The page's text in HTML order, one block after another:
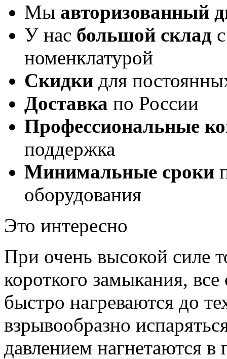
Мы авторизованный
У нас большой склад
номенклатурой
Скидки для
Доставка по России
Профессиональные
поддержка
Минимальные сроки
оборудования
Это интересно
При очень высокой силе
короткого замыкания,
быстро нагреваются до
взрывообразно
давлением нагнетаются